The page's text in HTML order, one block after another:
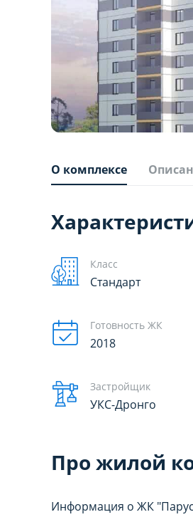
О комплексе
Класс
Стандарт
Готовность ЖК
2018
Застройщик
УКС-Дронго
Про жилой
Информация о ЖК